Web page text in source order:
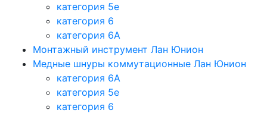
категория 5е
категория 6
категория 6A
Монтажный инструмент Лан Юнион
Медные шнуры коммутационные Лан Юнион
категория 6A
категория 5e
категория 6